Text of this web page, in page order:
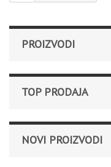
PROIZVODI
TOP PRODAJA
NOVI PROIZVODI